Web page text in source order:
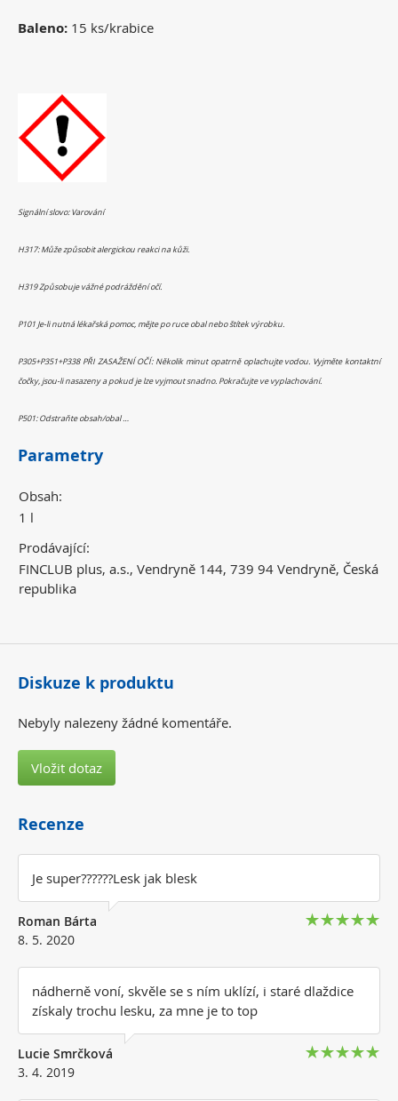
Baleno: 15 ks/krabice
Signální slovo: Varování
H317: Může způsobit alergickou reakci na kůži.
H319 Způsobuje vážné podráždění očí.
P101 Je-li nutná lékařská pomoc, mějte po ruce obal nebo štítek výrobku.
P305+P351+P338 PŘI ZASAŽENÍ OČÍ: Několik minut opatrně oplachujte vodou. Vyjměte kontaktní
čočky, jsou-li nasazeny a pokud je lze vyjmout snadno. Pokračujte ve vyplachování.
P501: Odstraňte obsah/obal …
Parametry
Obsah:
1 l
Prodávající:
FINCLUB plus, a.s., Vendryně 144, 739 94 Vendryně, Česká
republika
Diskuze k produktu
Nebyly nalezeny žádné komentáře.
Vložit dotaz
Recenze
Je super??????Lesk jak blesk
Roman Bárta
8. 5. 2020
nádherně voní, skvěle se s ním uklízí, i staré dlaždice
získaly trochu lesku, za mne je to top
Lucie Smrčková
3. 4. 2019